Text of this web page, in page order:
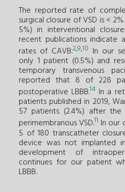
The reported rate of
surgical closure of VSD is <
5%) in interventional
recent publications indicate
rates of CAVB.2,9,10 In our
only 1 patient (0.5%) and
temporary transvenous
reported that 8 of 228
postoperative LBBB.14 In a
patients published in 2019,
57 patients (2.4%) after
perimembranous VSD.11 In our
5 of 180 transcatheter
device was not implanted
development of
continues for our patient
LBBB.